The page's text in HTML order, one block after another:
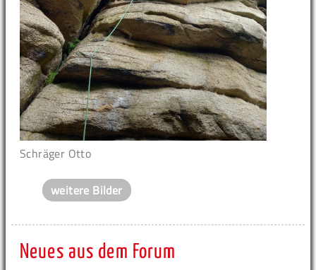
Schräger Otto
weitere Bilder
Neues aus dem Forum